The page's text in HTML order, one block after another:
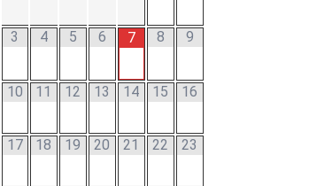
3 4 5 6 7 8 9
10 11 12 13 14 15 16
17 18 19 20 21 22 23